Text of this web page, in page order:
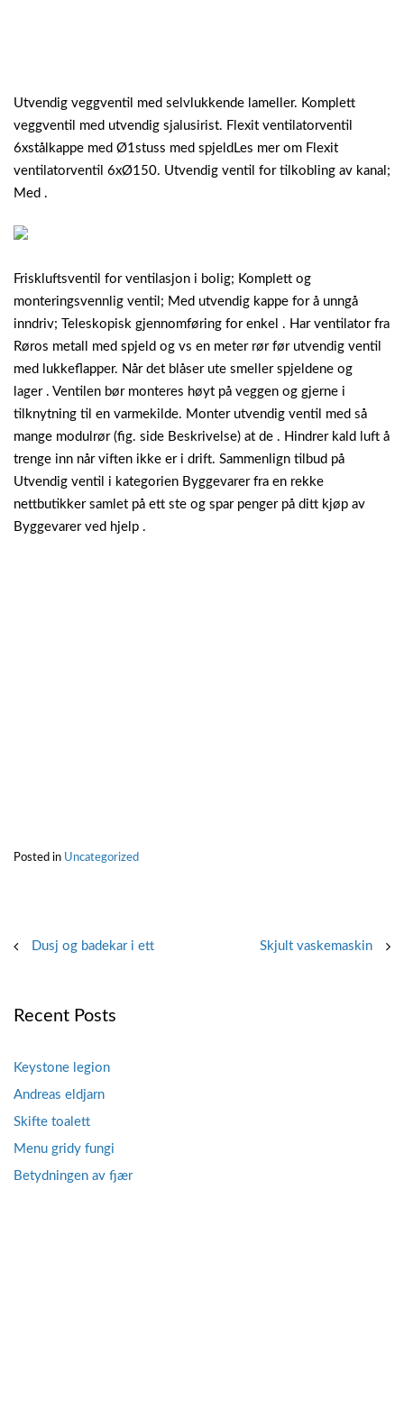
Utvendig veggventil med selvlukkende lameller. Komplett
veggventil med utvendig sjalusirist. Flexit ventilatorventil
6xstålkappe med Ø1stuss med spjeldLes mer om Flexit
ventilatorventil 6xØ150. Utvendig ventil for tilkobling av kanal;
Med .
Friskluftsventil for ventilasjon i bolig; Komplett og
monteringsvennlig ventil; Med utvendig kappe for å unngå
inndriv; Teleskopisk gjennomføring for enkel . Har ventilator fra
Røros metall med spjeld og vs en meter rør før utvendig ventil
med lukkeflapper. Når det blåser ute smeller spjeldene og
lager . Ventilen bør monteres høyt på veggen og gjerne i
tilknytning til en varmekilde. Monter utvendig ventil med så
mange modulrør (fig. side Beskrivelse) at de . Hindrer kald luft å
trenge inn når viften ikke er i drift. Sammenlign tilbud på
Utvendig ventil i kategorien Byggevarer fra en rekke
nettbutikker samlet på ett ste og spar penger på ditt kjøp av
Byggevarer ved hjelp .
Posted in Uncategorized
PostDusj og badekar i ett Skjult vaskemaskin
Recent Posts
Keystone legion
Andreas eldjarn
Skifte toalett
Menu gridy fungi
Betydningen av fjær